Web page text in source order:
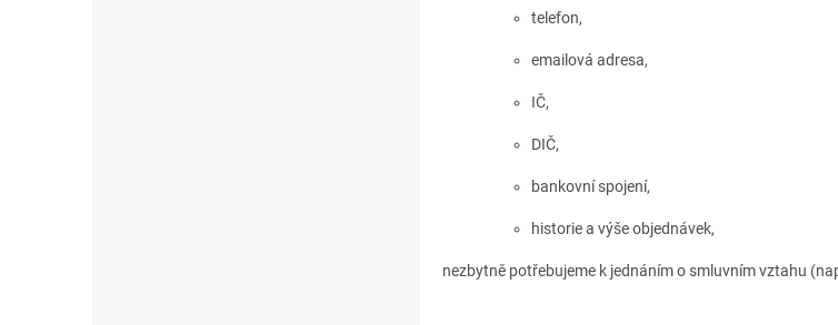
telefon,
emailová adresa,
IČ,
DIČ,
bankovní spojení,
historie a výše objednávek,
nezbytně potřebujeme k jednáním o smluvním vztahu